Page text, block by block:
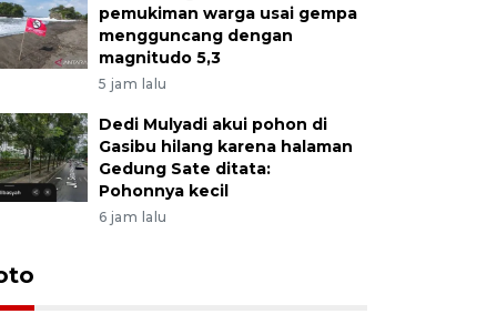
pemukiman warga usai gempa
mengguncang dengan
magnitudo 5,3
5 jam lalu
Dedi Mulyadi akui pohon di
Gasibu hilang karena halaman
Gedung Sate ditata:
Pohonnya kecil
6 jam lalu